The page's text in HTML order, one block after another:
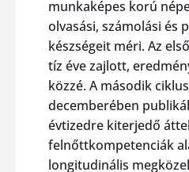
munkaképes korú
olvasási, számolási és
készségeit méri. Az
tíz éve zajlott,
közzé. A második
decemberében
évtizedre kiterjedő
felnőttkompetenciák
longitudinális